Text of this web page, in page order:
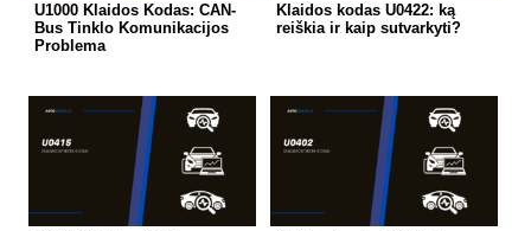
U1000 Klaidos Kodas: CAN-
Bus Tinklo Komunikacijos
Problema
Klaidos kodas U0422: ką
reiškia ir kaip sutvarkyti?